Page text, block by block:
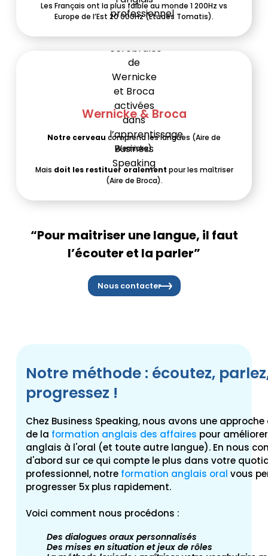
Les Français ont la plus faible au monde 1 200Hz vs
Europe de l’Est 20 000Hz (Etudes Tomatis).
Wernicke & Broca
Notre cerveau comprend les langues (Aire de
Wernicke).
Mais doit les restituer oralement pour les maîtriser
(Aire de Broca).
“Pour maitriser une langue, il faut
l’écouter et la parler”
Nous contacter
Notre méthode : écoutez,
progressez !
Chez Business Speaking, nous avons une
de la formation anglais des affaires pour
anglais à l'oral (et toute autre langue). En nous
d'abord sur ce qui compte le plus dans votre
professionnel, notre formation anglais oral vous
progresser 5x plus rapidement.
Voici comment nous procédons :
Des dialogues oraux personnalisés
Des mises en situation et jeux de rôles